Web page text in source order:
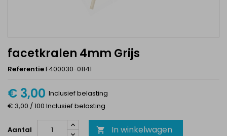
facetkralen 4mm Grijs
ReferentieF400030-01141
€ 3,00 Inclusief belasting
€ 3,00 / 100 Inclusief belasting
Aantal  In winkelwagen